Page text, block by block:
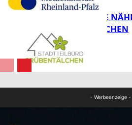
KOSTENLOSE
GRÜBENTÄLCHEN
- Werbeanzeige -